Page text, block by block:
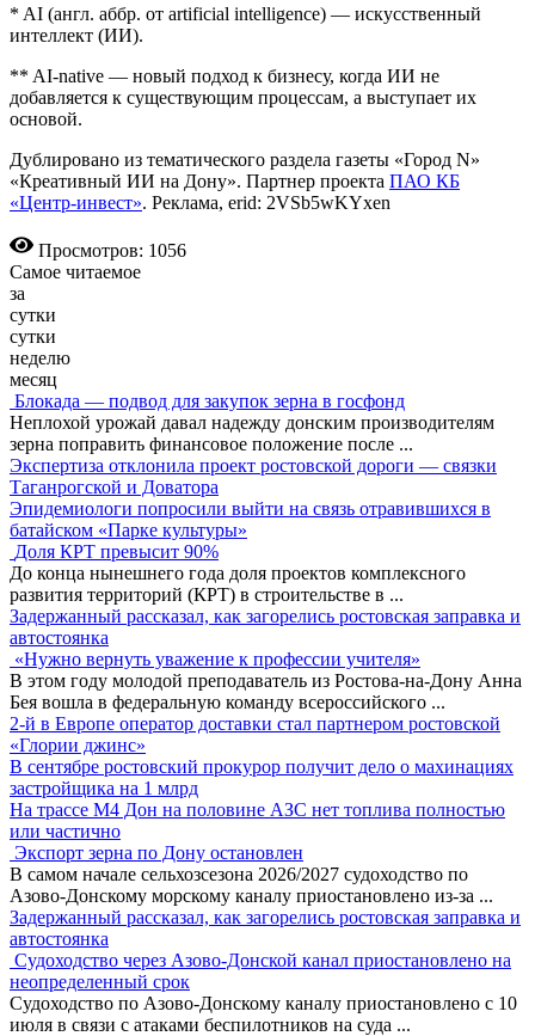
* AI (англ. аббр. от artificial intelligence) — искусственный
интеллект (ИИ).
** AI-native — новый подход к бизнесу, когда ИИ не
добавляется к существующим процессам, а выступает их
основой.
Дублировано из тематического раздела газеты «Город N»
«Креативный ИИ на Дону». Партнер проекта ПАО КБ
«Центр-инвест». Реклама, erid: 2VSb5wKYxen
Просмотров: 1056
Самое читаемое
за
сутки
сутки
неделю
месяц
Блокада — подвод для закупок зерна в госфонд
Неплохой урожай давал надежду донским производителям
зерна поправить финансовое положение после ...
Экспертиза отклонила проект ростовской дороги — связки
Таганрогской и Доватора
Эпидемиологи попросили выйти на связь отравившихся в
батайском «Парке культуры»
Доля КРТ превысит 90%
До конца нынешнего года доля проектов комплексного
развития территорий (КРТ) в строительстве в ...
Задержанный рассказал, как загорелись ростовская заправка и
автостоянка
«Нужно вернуть уважение к профессии учителя»
В этом году молодой преподаватель из Ростова-на-Дону Анна
Бея вошла в федеральную команду всероссийского ...
2-й в Европе оператор доставки стал партнером ростовской
«Глории джинс»
В сентябре ростовский прокурор получит дело о махинациях
застройщика на 1 млрд
На трассе М4 Дон на половине АЗС нет топлива полностью
или частично
Экспорт зерна по Дону остановлен
В самом начале сельхозсезона 2026/2027 судоходство по
Азово-Донскому морскому каналу приостановлено из-за ...
Задержанный рассказал, как загорелись ростовская заправка и
автостоянка
Судоходство через Азово-Донской канал приостановлено на
неопределенный срок
Судоходство по Азово-Донскому каналу приостановлено с 10
июля в связи с атаками беспилотников на суда ...